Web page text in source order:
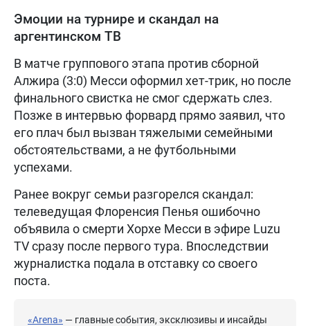
Эмоции на турнире и скандал на
аргентинском ТВ
В матче группового этапа против сборной
Алжира (3:0) Месси оформил хет-трик, но после
финального свистка не смог сдержать слез.
Позже в интервью форвард прямо заявил, что
его плач был вызван тяжелыми семейными
обстоятельствами, а не футбольными
успехами.
Ранее вокруг семьи разгорелся скандал:
телеведущая Флоренсия Пенья ошибочно
объявила о смерти Хорхе Месси в эфире Luzu
TV сразу после первого тура. Впоследствии
журналистка подала в отставку со своего
поста.
«Arena» — главные события, эксклюзивы и инсайды